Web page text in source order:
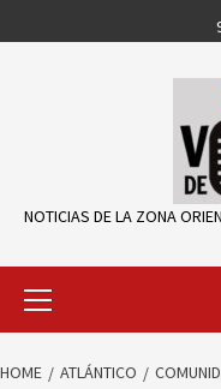
to
NOTICIAS DE LA ZONA
Primary
HOME ATLÁNTICO